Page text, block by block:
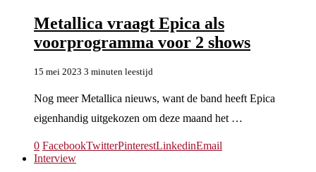
Metallica vraagt Epica als
voorprogramma voor 2 shows
15 mei 2023 3 minuten leestijd
Nog meer Metallica nieuws, want de band heeft Epica
eigenhandig uitgekozen om deze maand het …
0 FacebookTwitterPinterestLinkedinEmail
Interview